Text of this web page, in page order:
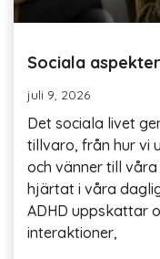
Sociala
juli 9, 2026
Det sociala livet
tillvaro, från hur vi
och vänner till
hjärtat i våra
ADHD uppskattar
interaktioner,